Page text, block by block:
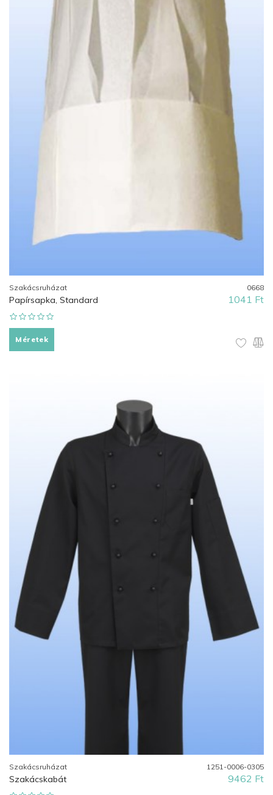
Szakácsruházat 0668
Papírsapka, Standard 1041 Ft
Méretek
Szakácsruházat 1251-0006-0305
Szakácskabát 9462 Ft